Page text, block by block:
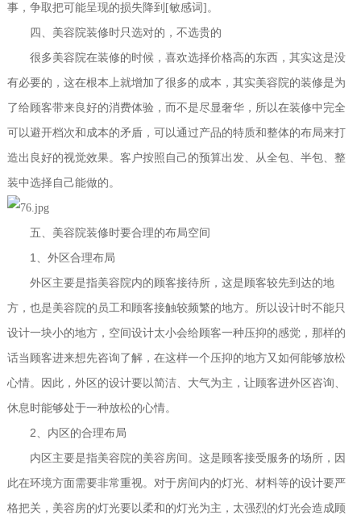
事，争取把可能呈现的损失降到[敏感词]。
四、美容院装修时只选对的，不选贵的
很多美容院在装修的时候，喜欢选择价格高的东西，其实这是没
有必要的，这在根本上就增加了很多的成本，其实美容院的装修是为
了给顾客带来良好的消费体验，而不是尽显奢华，所以在装修中完全
可以避开档次和成本的矛盾，可以通过产品的特质和整体的布局来打
造出良好的视觉效果。客户按照自己的预算出发、从全包、半包、整
装中选择自己能做的。
五、美容院装修时要合理的布局空间
1 、外区合理布局
外区主要是指美容院内的顾客接待所，这是顾客较先到达的地
方，也是美容院的员工和顾客接触较频繁的地方。所以设计时不能只
设计一块小的地方，空间设计太小会给顾客一种压抑的感觉，那样的
话当顾客进来想先咨询了解，在这样一个压抑的地方又如何能够放松
心情。因此，外区的设计要以简洁、大气为主，让顾客进外区咨询、
休息时能够处于一种放松的心情。
2 、内区的合理布局
内区主要是指美容院的美容房间。这是顾客接受服务的场所，因
此在环境方面需要非常重视。对于房间内的灯光、材料等的设计要严
格把关，美容房的灯光要以柔和的灯光为主，太强烈的灯光会造成顾